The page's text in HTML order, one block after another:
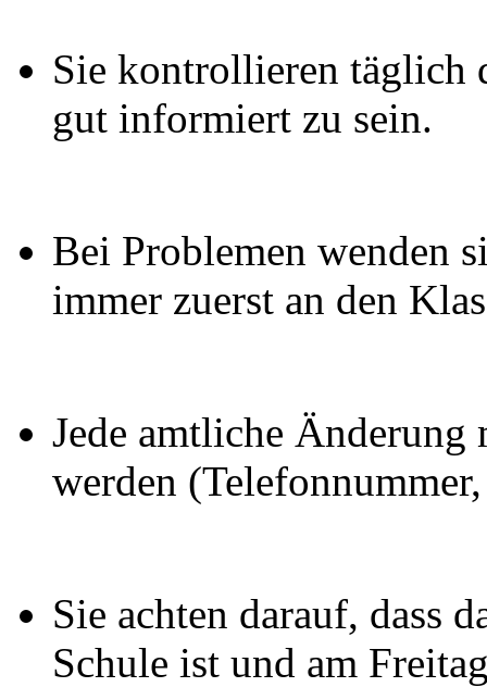
Sie kontrollieren täglich
gut informiert zu sein.
Bei Problemen wenden
immer zuerst an den
Jede amtliche Änderung
werden
Sie achten darauf, dass
Schule ist und am